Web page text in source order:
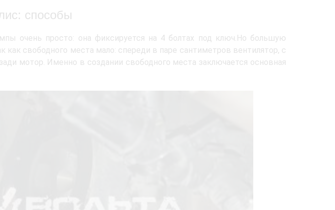
способы
очень просто: она фиксируется на 4 болтах под ключ.Но большую
как свободного места мало: спереди в паре сантиметров вентилятор, с
мотор. Именно в создании свободного места заключается основная